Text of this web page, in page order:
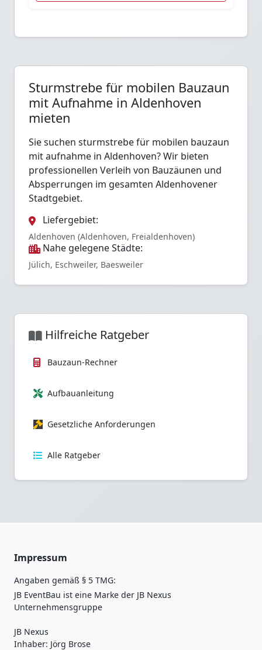
Sturmstrebe für mobilen Bauzaun
mit Aufnahme in Aldenhoven
mieten
Sie suchen sturmstrebe für mobilen bauzaun
mit aufnahme in Aldenhoven? Wir bieten
professionellen Verleih von Bauzäunen und
Absperrungen im gesamten Aldenhovener
Stadtgebiet.
Liefergebiet:
Aldenhoven (Aldenhoven, Freialdenhoven)
Nahe gelegene Städte:
Jülich, Eschweiler, Baesweiler
Hilfreiche Ratgeber
Bauzaun-Rechner
Aufbauanleitung
Gesetzliche Anforderungen
Alle Ratgeber
Impressum
Angaben gemäß § 5 TMG:
JB EventBau ist eine Marke der JB Nexus
Unternehmensgruppe
JB Nexus
Inhaber: Jörg Brose